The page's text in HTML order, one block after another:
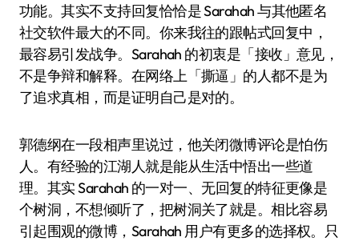
功能。其实不支持回复恰恰是 Sarahah 与其他匿名
社交软件最大的不同。你来我往的跟帖式回复中，
最容易引发战争。Sarahah 的初衷是「接收」意见，
不是争辩和解释。在网络上「撕逼」的人都不是为
了追求真相，而是证明自己是对的。
郭德纲在一段相声里说过，他关闭微博评论是怕伤
人。有经验的江湖人就是能从生活中悟出一些道
理。其实 Sarahah 的一对一、无回复的特征更像是
个树洞，不想倾听了，把树洞关了就是。相比容易
引起围观的微博，Sarahah 用户有更多的选择权。只